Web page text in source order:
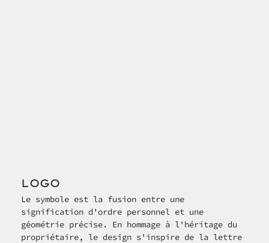
LOGO
Le symbole est la fusion entre une
signification d'ordre personnel et une
géométrie précise. En hommage à l'héritage du
propriétaire, le design s'inspire de la lettre